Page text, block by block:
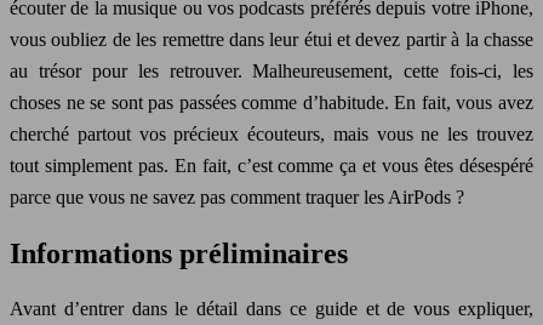
écouter de la musique ou vos podcasts préférés depuis votre iPhone,
vous oubliez de les remettre dans leur étui et devez partir à la chasse
au trésor pour les retrouver. Malheureusement, cette fois-ci, les
choses ne se sont pas passées comme d’habitude. En fait, vous avez
cherché partout vos précieux écouteurs, mais vous ne les trouvez
tout simplement pas. En fait, c’est comme ça et vous êtes désespéré
parce que vous ne savez pas comment traquer les AirPods ?
Informations préliminaires
Avant d’entrer dans le détail dans ce guide et de vous expliquer,